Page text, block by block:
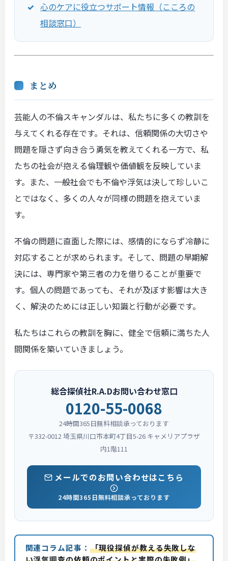
心のケアに役立つサポート情報（こころの
相談窓口）
まとめ
芸能人の不倫スキャンダルは、私たちに多くの教訓を
与えてくれる存在です。それは、信頼関係の大切さや
問題を隠さず向き合う勇気を教えてくれる一方で、私
たちの社会が抱える倫理観や価値観を反映していま
す。また、一般社会でも不倫や浮気は決して珍しいこ
とではなく、多くの人々が同様の問題を抱えていま
す。
不倫の問題に直面した際には、感情的にならず冷静に
対応することが求められます。そして、問題の早期解
決には、専門家や第三者の力を借りることが重要で
す。個人の問題であっても、それが及ぼす影響は大き
く、解決のためには正しい知識と行動が必要です。
私たちはこれらの教訓を胸に、健全で信頼に満ちた人
間関係を築いていきましょう。
総合探偵社R.A.Dお問い合わせ窓口
0120-55-0068
24時間365日無料相談承っております
〒332-0012 埼玉県川口市本町4丁目5-26 キャメリアプラザ
内1階111
メールでのお問い合わせはこちら
24時間365日無料相談承っております
関連コラム記事： 「現役探偵が教える失敗しな